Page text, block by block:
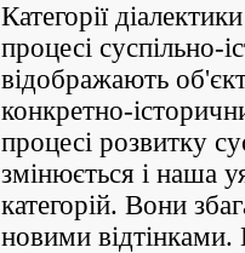
Категорії
процесі суспільно-
відображають
конкретно-
процесі розвитку
змінюється і наша
категорій. Вони
новими